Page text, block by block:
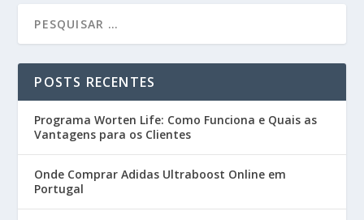
POSTS RECENTES
Programa Worten Life: Como Funciona e Quais as
Vantagens para os Clientes
Onde Comprar Adidas Ultraboost Online em
Portugal